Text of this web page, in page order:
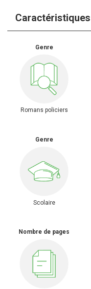
Caractéristiques
Genre
Romans policiers
Genre
Scolaire
Nombre de pages